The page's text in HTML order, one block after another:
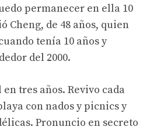
permanecer en ella 10
Cheng, de 48 años, quien
tenía 10 años y
del 2000.
tres años. Revivo cada
con nados y picnics y
Pronuncio en secreto